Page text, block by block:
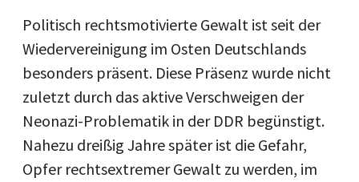
Politisch rechtsmotivierte Gewalt ist seit der
Wiedervereinigung im Osten Deutschlands
besonders präsent. Diese Präsenz wurde nicht
zuletzt durch das aktive Verschweigen der
Neonazi-Problematik in der DDR begünstigt.
Nahezu dreißig Jahre später ist die Gefahr,
Opfer rechtsextremer Gewalt zu werden, im